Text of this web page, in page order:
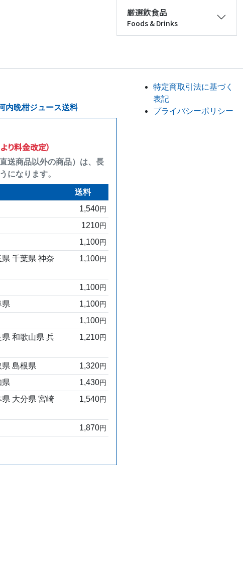
厳選飲食品
Foods & Drinks
内晩柑ジュース送料
り料金改定）
送商品以外の商品）は、長
になります。
送料
1,540円
1210円
1,100円
千葉県 神奈
1,100円
1,100円
県 1,100円
1,100円
和歌山県 兵
1,210円
島根県 1,320円
県 1,430円
大分県 宮崎
1,540円
1,870円
特定商取引法に基づく
表記
プライバシーポリシー